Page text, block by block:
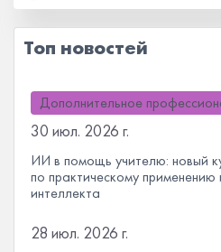
Топ новостей
Дополнительное
30 июл. 2026 г.
ИИ в помощь учителю: новый
по практическому применению
интеллекта
28 июл. 2026 г.